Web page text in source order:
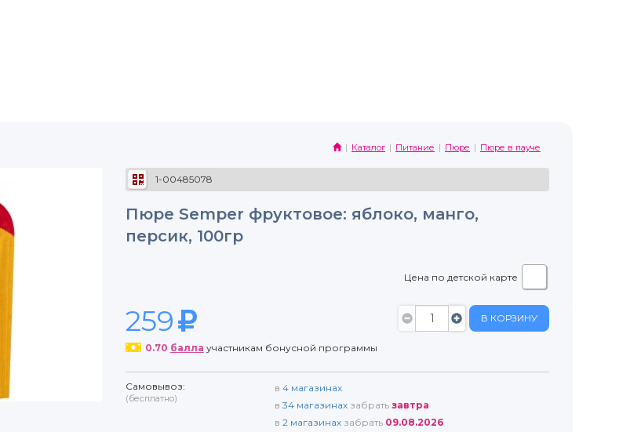
Каталог Питание Пюре Пюре в пауче
1-00485078
Пюре Semper фруктовое: яблоко, манго,
персик, 100гр
Цена по детской карте
259 В КОРЗИНУ
0.70 балла участникам бонусной программы
Самовывоз:
(бесплатно)
в 4 магазинах
в 34 магазинах забрать завтра
в 2 магазинах забрать 09.08.2026